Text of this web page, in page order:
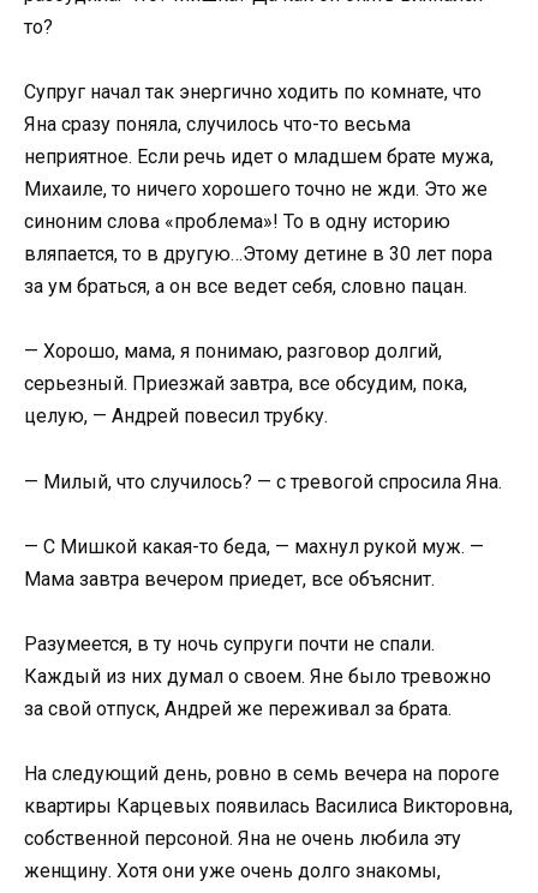
то?
Супруг начал так энергично ходить по комнате, что
Яна сразу поняла, случилось что-то весьма
неприятное. Если речь идет о младшем брате мужа,
Михаиле, то ничего хорошего точно не жди. Это же
синоним слова «проблема»! То в одну историю
вляпается, то в другую…Этому детине в 30 лет пора
за ум браться, а он все ведет себя, словно пацан.
— Хорошо, мама, я понимаю, разговор долгий,
серьезный. Приезжай завтра, все обсудим, пока,
целую, — Андрей повесил трубку.
— Милый, что случилось? — с тревогой спросила Яна.
— С Мишкой какая-то беда, — махнул рукой муж. —
Мама завтра вечером приедет, все объяснит.
Разумеется, в ту ночь супруги почти не спали.
Каждый из них думал о своем. Яне было тревожно
за свой отпуск, Андрей же переживал за брата.
На следующий день, ровно в семь вечера на пороге
квартиры Карцевых появилась Василиса Викторовна,
собственной персоной. Яна не очень любила эту
женщину. Хотя они уже очень долго знакомы,